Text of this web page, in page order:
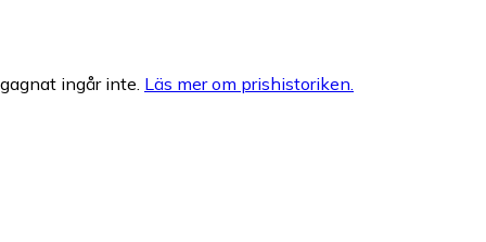
ingår inte. Läs mer om prishistoriken.